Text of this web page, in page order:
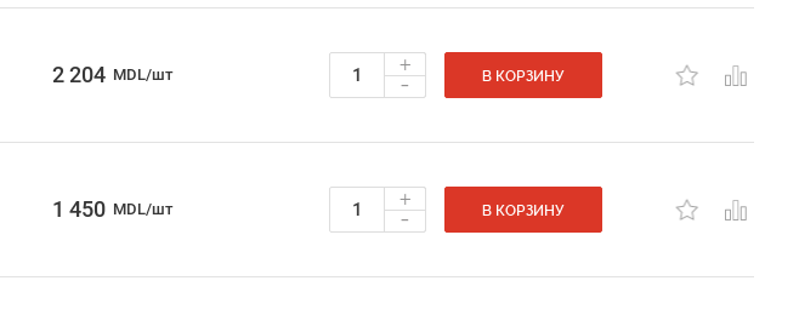
2 204 MDL/шт +
- В КОРЗИНУ
1 450 MDL/шт +
- В КОРЗИНУ